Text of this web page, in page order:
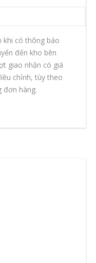
khi có thông báo
đến kho bên
giao nhận có giá
chỉnh, tùy theo
đơn hàng.